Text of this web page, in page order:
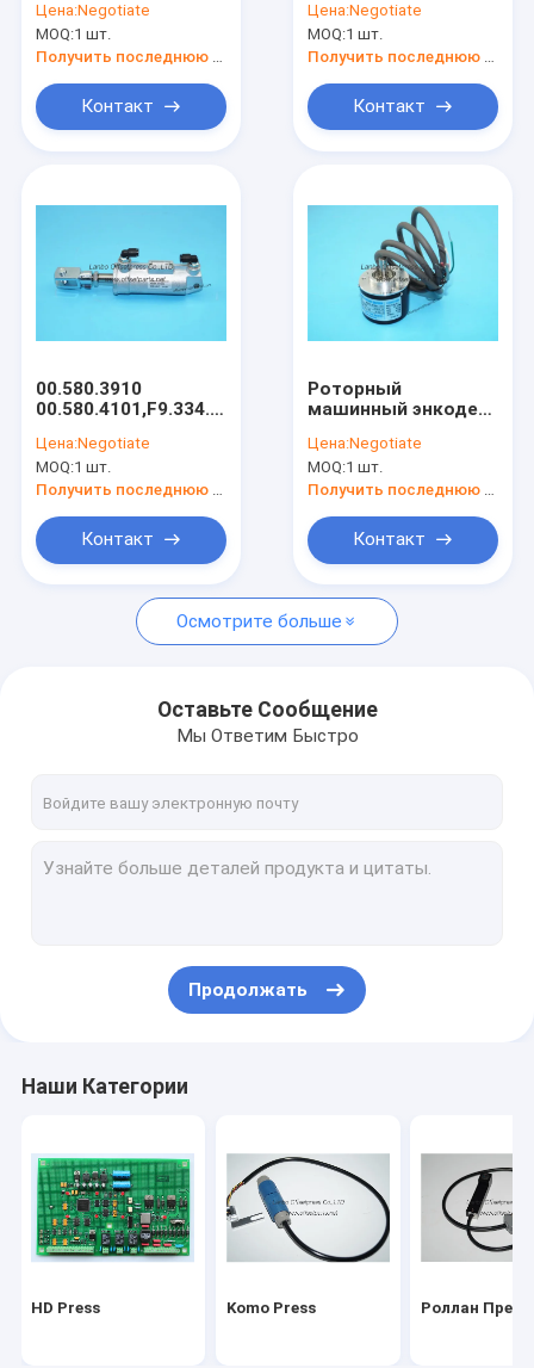
О Компании
Komo Press
Издательство KBA
Полярная пресса
части машины складчатости mbo
машин офсетной
печати
Цена:Negotiate
MOQ:1 шт.
Получить последнюю цену
Контакт
00.780.3702 SM52
SM74 фильтр для
печатной машины
Цена:Negotiate
MOQ:1 шт.
Получить последнюю цену
Контакт
00.580.3910
00.580.4101,F9.334.009
SM74 SM52 машины
Пневматические
цилиндры
Цена:Negotiate
MOQ:1 шт.
Получить последнюю цену
Контакт
Роторный
машинный энкодер
Цена:Negotiate
MOQ:1 шт.
Получить последнюю цену
Контакт
Осмотрите больше
Оставьте Сообщение
Мы Ответим Быстро
Продолжать
Наши Категории
HD Press Komo Press Роллан Пресс